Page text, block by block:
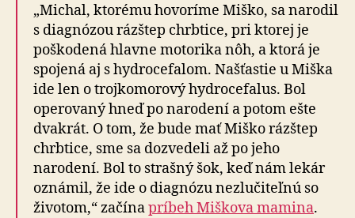
„Michal, ktorému hovoríme Miško, sa narodil
s diagnózou rázštep chrbtice, pri ktorej je
poškodená hlavne motorika nôh, a ktorá je
spojená aj s hydrocefalom. Našťastie u Miška
ide len o trojkomorový hydrocefalus. Bol
operovaný hneď po narodení a potom ešte
dvakrát. O tom, že bude mať Miško rázštep
chrbtice, sme sa dozvedeli až po jeho
narodení. Bol to strašný šok, keď nám lekár
oznámil, že ide o diagnózu nezlučiteľnú so
životom,“ začínapríbeh Miškova mamina.